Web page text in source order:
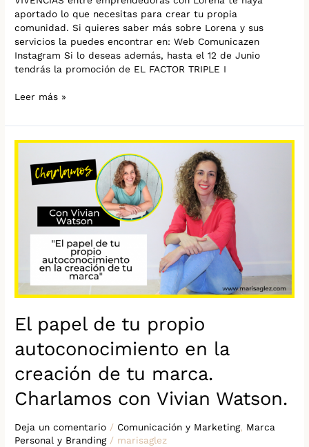
aportado lo que necesitas para crear tu propia
comunidad. Si quieres saber más sobre Lorena y sus
servicios la puedes encontrar en: Web Comunicazen
Instagram Si lo deseas además, hasta el 12 de Junio
tendrás la promoción de EL FACTOR TRIPLE I
Leer más »
El papel de tu propio
autoconocimiento en la
creación de tu marca.
Charlamos con Vivian Watson.
Deja un comentario / Comunicación y Marketing, Marca
Personal y Branding/ marisaglez
El
autoconocimiento
creación
tu
marca.
con
Watson.